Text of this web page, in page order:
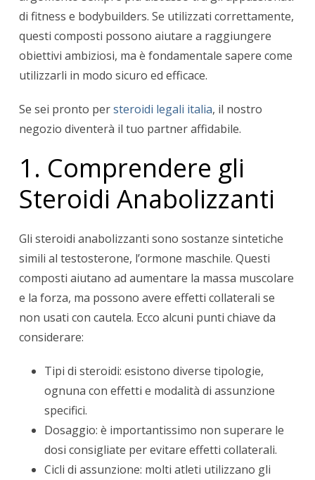
di fitness e bodybuilders. Se utilizzati correttamente,
questi composti possono aiutare a raggiungere
obiettivi ambiziosi, ma è fondamentale sapere come
utilizzarli in modo sicuro ed efficace.
Se sei pronto persteroidi legali italia, il nostro
negozio diventerà il tuo partner affidabile.
1. Comprendere gli
Steroidi Anabolizzanti
Gli steroidi anabolizzanti sono sostanze sintetiche
simili al testosterone, l’ormone maschile. Questi
composti aiutano ad aumentare la massa muscolare
e la forza, ma possono avere effetti collaterali se
non usati con cautela. Ecco alcuni punti chiave da
considerare:
Tipi di steroidi: esistono diverse tipologie,
ognuna con effetti e modalità di assunzione
specifici.
Dosaggio: è importantissimo non superare le
dosi consigliate per evitare effetti collaterali.
Cicli di assunzione: molti atleti utilizzano gli